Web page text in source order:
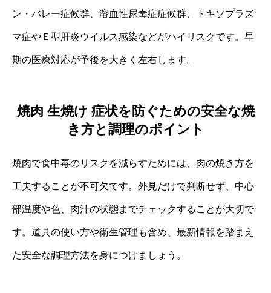
ン・バレー症候群、溶血性尿毒症症候群、トキソプラズ
マ症やＥ型肝炎ウイルス感染などがハイリスクです。早
期の医療対応が予後を大きく左右します。
焼肉 生焼け 症状を防ぐための安全な焼
き方と調理のポイント
焼肉で食中毒のリスクを減らすためには、肉の焼き方を
工夫することが不可欠です。外見だけで判断せず、中心
部温度や色、肉汁の状態までチェックすることが大切で
す。道具の使い方や衛生管理も含め、最新情報を踏まえ
た安全な調理方法を身につけましょう。